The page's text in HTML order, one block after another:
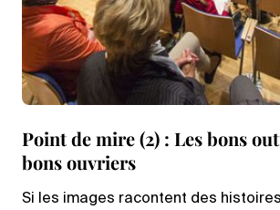
Point de mire (2) : Les bons
bons ouvriers
Si les images racontent des